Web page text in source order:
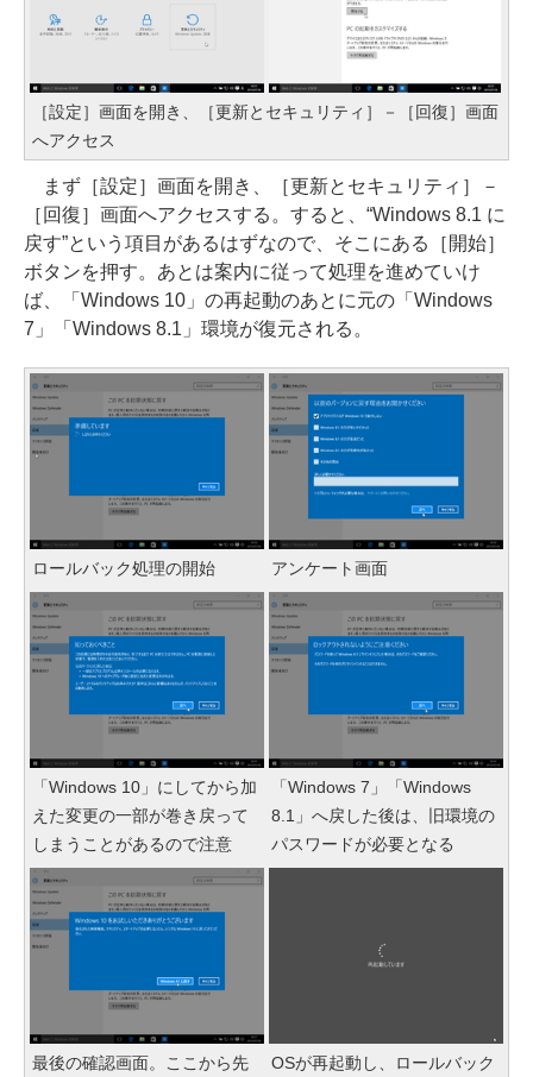
［設定］画面を開き、［更新とセキュリティ］－［回復］画面
へアクセス
まず［設定］画面を開き、［更新とセキュリティ］－
［回復］画面へアクセスする。すると、“Windows 8.1 に
戻す”という項目があるはずなので、そこにある［開始］
ボタンを押す。あとは案内に従って処理を進めていけ
ば、「Windows 10」の再起動のあとに元の「Windows
7」「Windows 8.1」環境が復元される。
ロールバック処理の開始 アンケート画面
「Windows 10」にしてから加
えた変更の一部が巻き戻って
しまうことがあるので注意
「Windows 7」「Windows
8.1」へ戻した後は、旧環境の
パスワードが必要となる
最後の確認画面。ここから先
OSが再起動し、ロールバック